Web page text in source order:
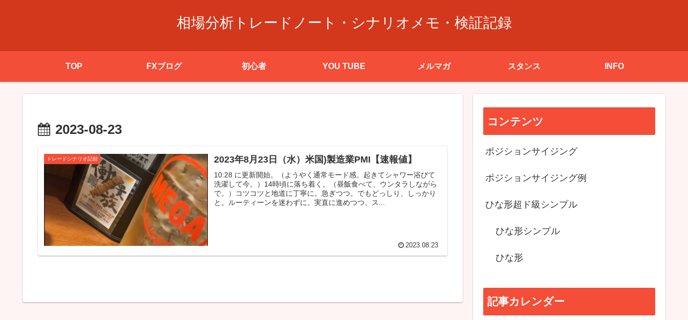
相場分析トレードノート・シナリオメモ・検証記録
TOP FXブログ 初心者 YOU TUBE メルマガ スタンス INFO
2023-08-23
トレードシナリオ記録 2023年8月23日（水）米国)製造業PMI【速報値】
10:28 に更新開始。（ようやく通常モード感。起きてシャワー浴びて
洗濯して今。）14時頃に落ち着く。（昼飯食べて、ウンタラしながら
で。）コツコツと地道に丁寧に。急ぎつつ。でもどっしり、しっかり
と。ルーティーンを迷わずに。実直に進めつつ、ス...
2023.08.23
コンテンツ
ポジションサイジング
ポジションサイジング例
ひな形超ド級シンプル
ひな形シンプル
ひな形
記事カレンダー